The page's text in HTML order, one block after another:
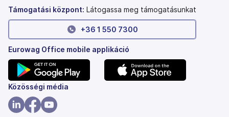
Támogatási központ: Látogassa meg támogatásunkat
+36 1 550 7300
Eurowag Office mobile applikáció
(új
lapon
nyílik
Közösségi média